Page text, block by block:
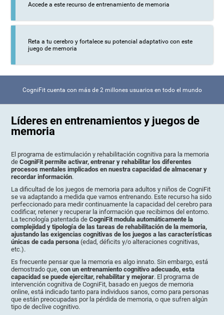
Accede a este recurso de entrenamiento de memoria
Reta a tu cerebro y fortalece su potencial adaptativo con este
juego de memoria
CogniFit cuenta con más de 2 millones usuarios en todo el mundo
Líderes en entrenamientos y juegos de
memoria
El programa de estimulación y rehabilitación cognitiva para la memoria
deCogniFit permite activar, entrenar y rehabilitar los diferentes
procesos mentales implicados en nuestra capacidad de almacenar y
recordar información.
La dificultad de los juegos de memoria para adultos y niños de CogniFit
se va adaptando a medida que vamos entrenando. Este recurso ha sido
perfeccionado para medir continuamente la capacidad del cerebro para
codificar, retener y recuperar la información que recibimos del entorno.
La tecnología patentada deCogniFit modula automáticamente la
complejidad y tipología de las tareas de rehabilitación de la memoria,
ajustando las exigencias cognitivas de los juegos a las características
únicas de cada persona (edad, déficits y/o alteraciones cognitivas,
etc.).
Es frecuente pensar que la memoria es algo innato. Sin embargo, está
demostrado que,con un entrenamiento cognitivo adecuado, esta
capacidad se puede ejercitar, rehabilitar y mejorar. El programa de
intervención cognitiva de CogniFit, basado en juegos de memoria
online, está indicado tanto para individuos sanos, como para personas
que están preocupadas por la pérdida de memoria, o que sufren algún
tipo de declive cognitivo.